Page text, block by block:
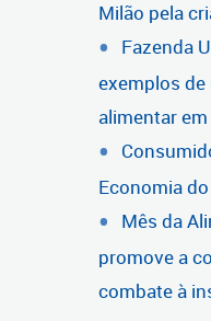
Milão pela
Fazenda
exemplos
alimentar
Economia
Mês da
promove a
combate à